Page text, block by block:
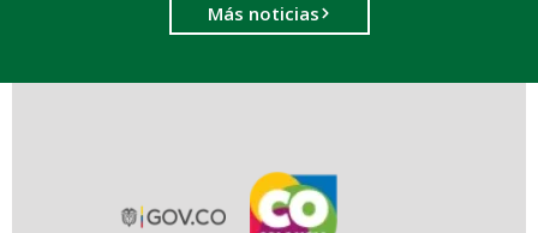
Más noticias